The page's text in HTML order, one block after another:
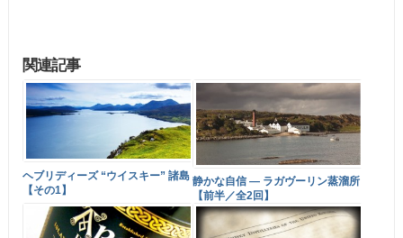
関連記事
ヘブリディーズ “ウイスキー” 諸島
【その1】
静かな自信 ― ラガヴーリン蒸溜所
【前半／全2回】